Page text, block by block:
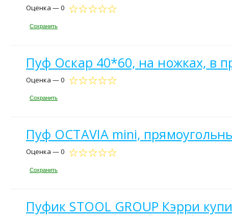
Оценка — 0
Сохранить
Пуф Оскар 40*60, на ножках, в
Оценка — 0
Сохранить
Пуф OCTAVIA mini,
Оценка — 0
Сохранить
Пуфик STOOL GROUP Кэрри